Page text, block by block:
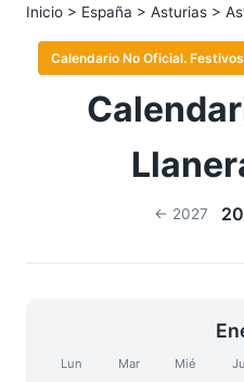
Inicio > España > Asturias >
Calendario No Oficial.
← 2027
Lun Mar Mié